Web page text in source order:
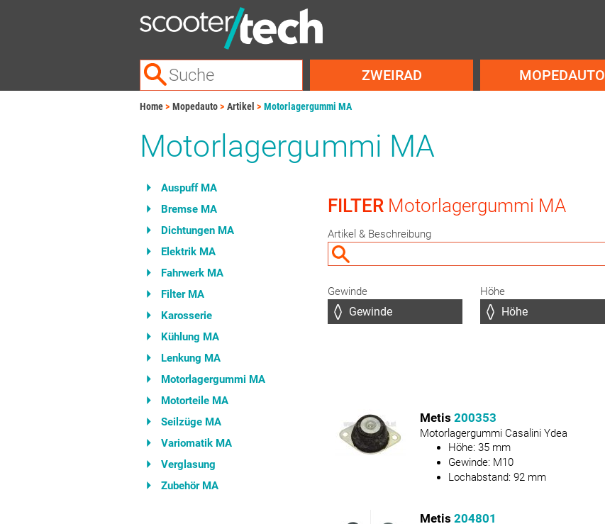
ZWEIRAD MOPEDAUTO
Home Mopedauto Artikel Motorlagergummi MA
Motorlagergummi MA
Auspuff MA
Bremse MA
Dichtungen MA
Elektrik MA
Fahrwerk MA
Filter MA
Karosserie
Kühlung MA
Lenkung MA
Motorlagergummi MA
Motorteile MA
Seilzüge MA
Variomatik MA
Verglasung
Zubehör MA
FILTER Motorlagergummi MA
Artikel & Beschreibung
Gewinde Höhe
Metis 200353
Motorlagergummi Casalini Ydea
Höhe: 35 mm
Gewinde: M10
Lochabstand: 92 mm
Metis 204801